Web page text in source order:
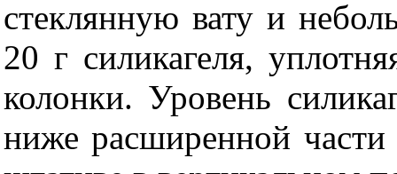
стеклянную вату и
20 г силикагеля,
колонки. Уровень
ниже расширенной